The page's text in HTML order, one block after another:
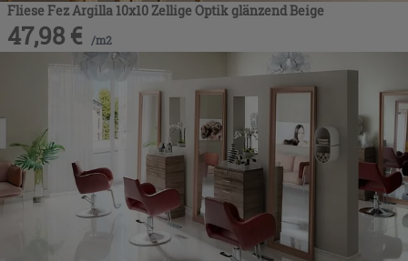
Fliese Fez Argilla 10x10 Zellige Optik glänzend Beige
47,98 € /m2